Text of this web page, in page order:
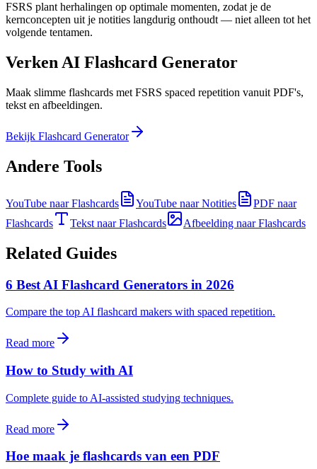
FSRS plant herhalingen op optimale momenten, zodat je de
kernconcepten uit je notities langdurig onthoudt — niet alleen tot het
volgende tentamen.
Verken AI Flashcard Generator
Maak slimme flashcards met FSRS spaced repetition vanuit PDF's,
tekst en afbeeldingen.
Bekijk Flashcard Generator
Andere Tools
YouTube naar Flashcards YouTube naar Notities
PDF naar
Flashcards
Tekst naar Flashcards Afbeelding naar Flashcards
Related Guides
6 Best AI Flashcard Generators in 2026
Compare the top AI flashcard makers with spaced repetition.
Read more
How to Study with AI
Complete guide to AI-assisted studying techniques.
Read more
Hoe maak je flashcards van een PDF